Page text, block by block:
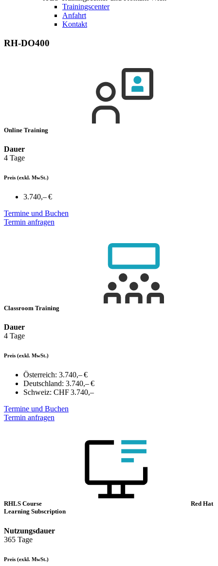
Trainingscenter
Anfahrt
Kontakt
RH-DO400
Online Training
Dauer
4 Tage
Preis (exkl. MwSt.)
3.740,– €
Termine und Buchen
Termin anfragen
Classroom Training
Dauer
4 Tage
Preis (exkl. MwSt.)
Österreich: 3.740,– €
Deutschland: 3.740,– €
Schweiz: CHF 3.740,–
Termine und Buchen
Termin anfragen
RHLS Course
Red Hat
Learning Subscription
Nutzungsdauer
365 Tage
Preis (exkl. MwSt.)